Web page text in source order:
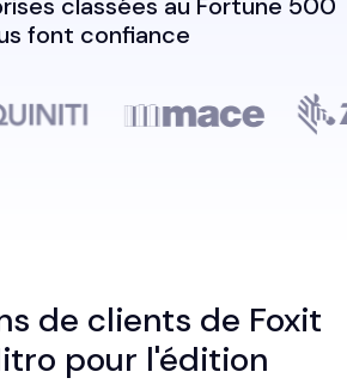
font confiance
de clients de Foxit
pour l'édition